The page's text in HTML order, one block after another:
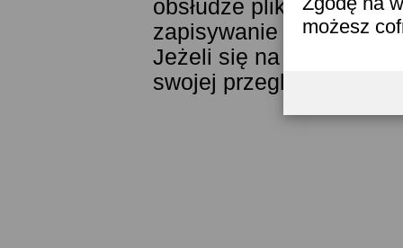
możesz
obsłudze plików
zapisywanie ich w
Jeżeli się na to nie
swojej przeglądarki.